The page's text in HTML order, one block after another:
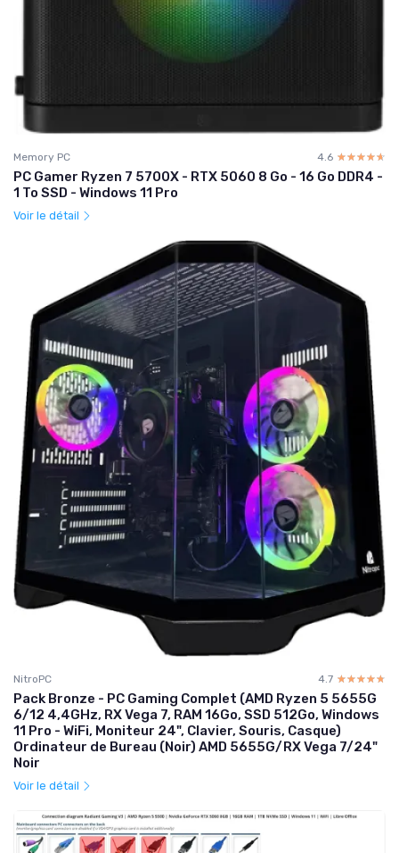
Memory PC 4.6 ☆☆☆☆☆
★★★★★
PC Gamer Ryzen 7 5700X - RTX 5060 8 Go - 16 Go DDR4 -
1 To SSD - Windows 11 Pro
Voir le détail
NitroPC 4.7 ☆☆☆☆☆
★★★★★
Pack Bronze - PC Gaming Complet (AMD Ryzen 5 5655G
6/12 4,4GHz, RX Vega 7, RAM 16Go, SSD 512Go, Windows
11 Pro - WiFi, Moniteur 24", Clavier, Souris, Casque)
Ordinateur de Bureau (Noir) AMD 5655G/RX Vega 7/24"
Noir
Voir le détail